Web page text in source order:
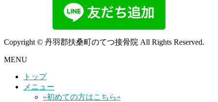
Copyright © 丹羽郡扶桑町のてつ接骨院 All Rights Reserved.
MENU
トップ
メニュー
«初めての方はこちら»